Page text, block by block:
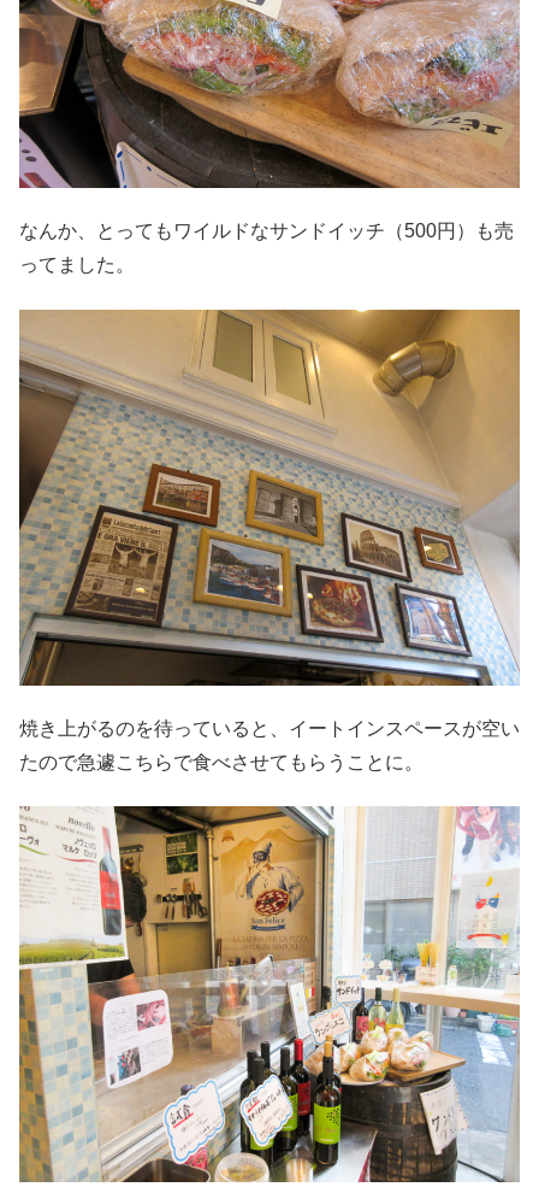
なんか、とってもワイルドなサンドイッチ（500円）も売
ってました。
焼き上がるのを待っていると、イートインスペースが空い
たので急遽こちらで食べさせてもらうことに。